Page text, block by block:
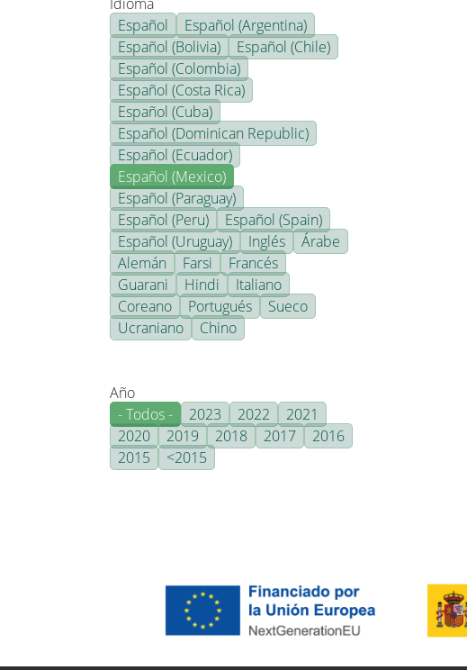
Español
Español (Argentina)
Español (Bolivia)
Español (Chile)
Español (Colombia)
Español (Costa Rica)
Español (Cuba)
Español (Dominican Republic)
Español (Ecuador)
Español (Mexico)
Español (Paraguay)
Español (Peru)
Español (Spain)
Español (Uruguay)
Inglés
Árabe
Alemán
Farsi
Francés
Guarani
Hindi
Italiano
Coreano
Portugués
Sueco
Ucraniano
Chino
Año
- Todos -
2023 2022
2021
2020
2019 2018 2017
2016
2015
<2015